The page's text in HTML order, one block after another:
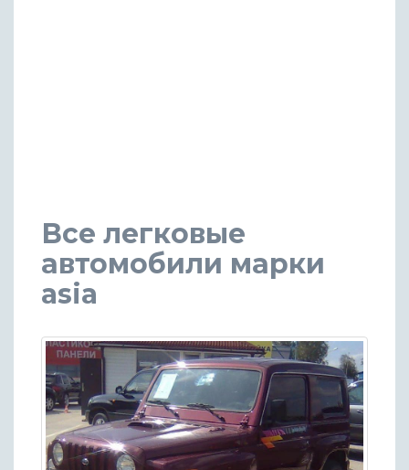
Все легковые
автомобили марки
asia